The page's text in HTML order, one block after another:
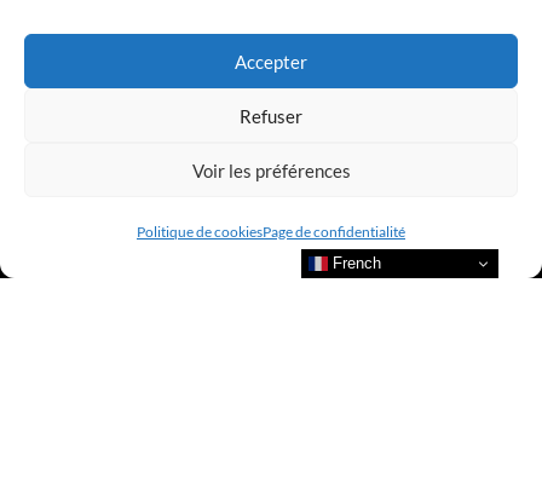
Accepter
Refuser
Voir les préférences
Politique de cookiesPage de confidentialité
French